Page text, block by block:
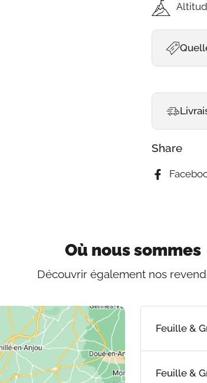
Share
Où nous sommes
Découvrir également nos
Feuille &
Feuille &